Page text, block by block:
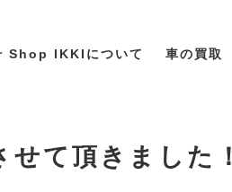
Shop IKKIについて 車の買取
て頂きました！